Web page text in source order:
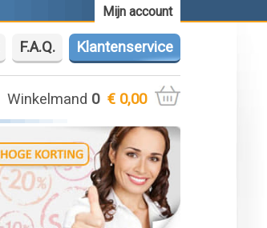
Mijn account
F.A.Q. Klantenservice
Winkelmand 0 € 0,00